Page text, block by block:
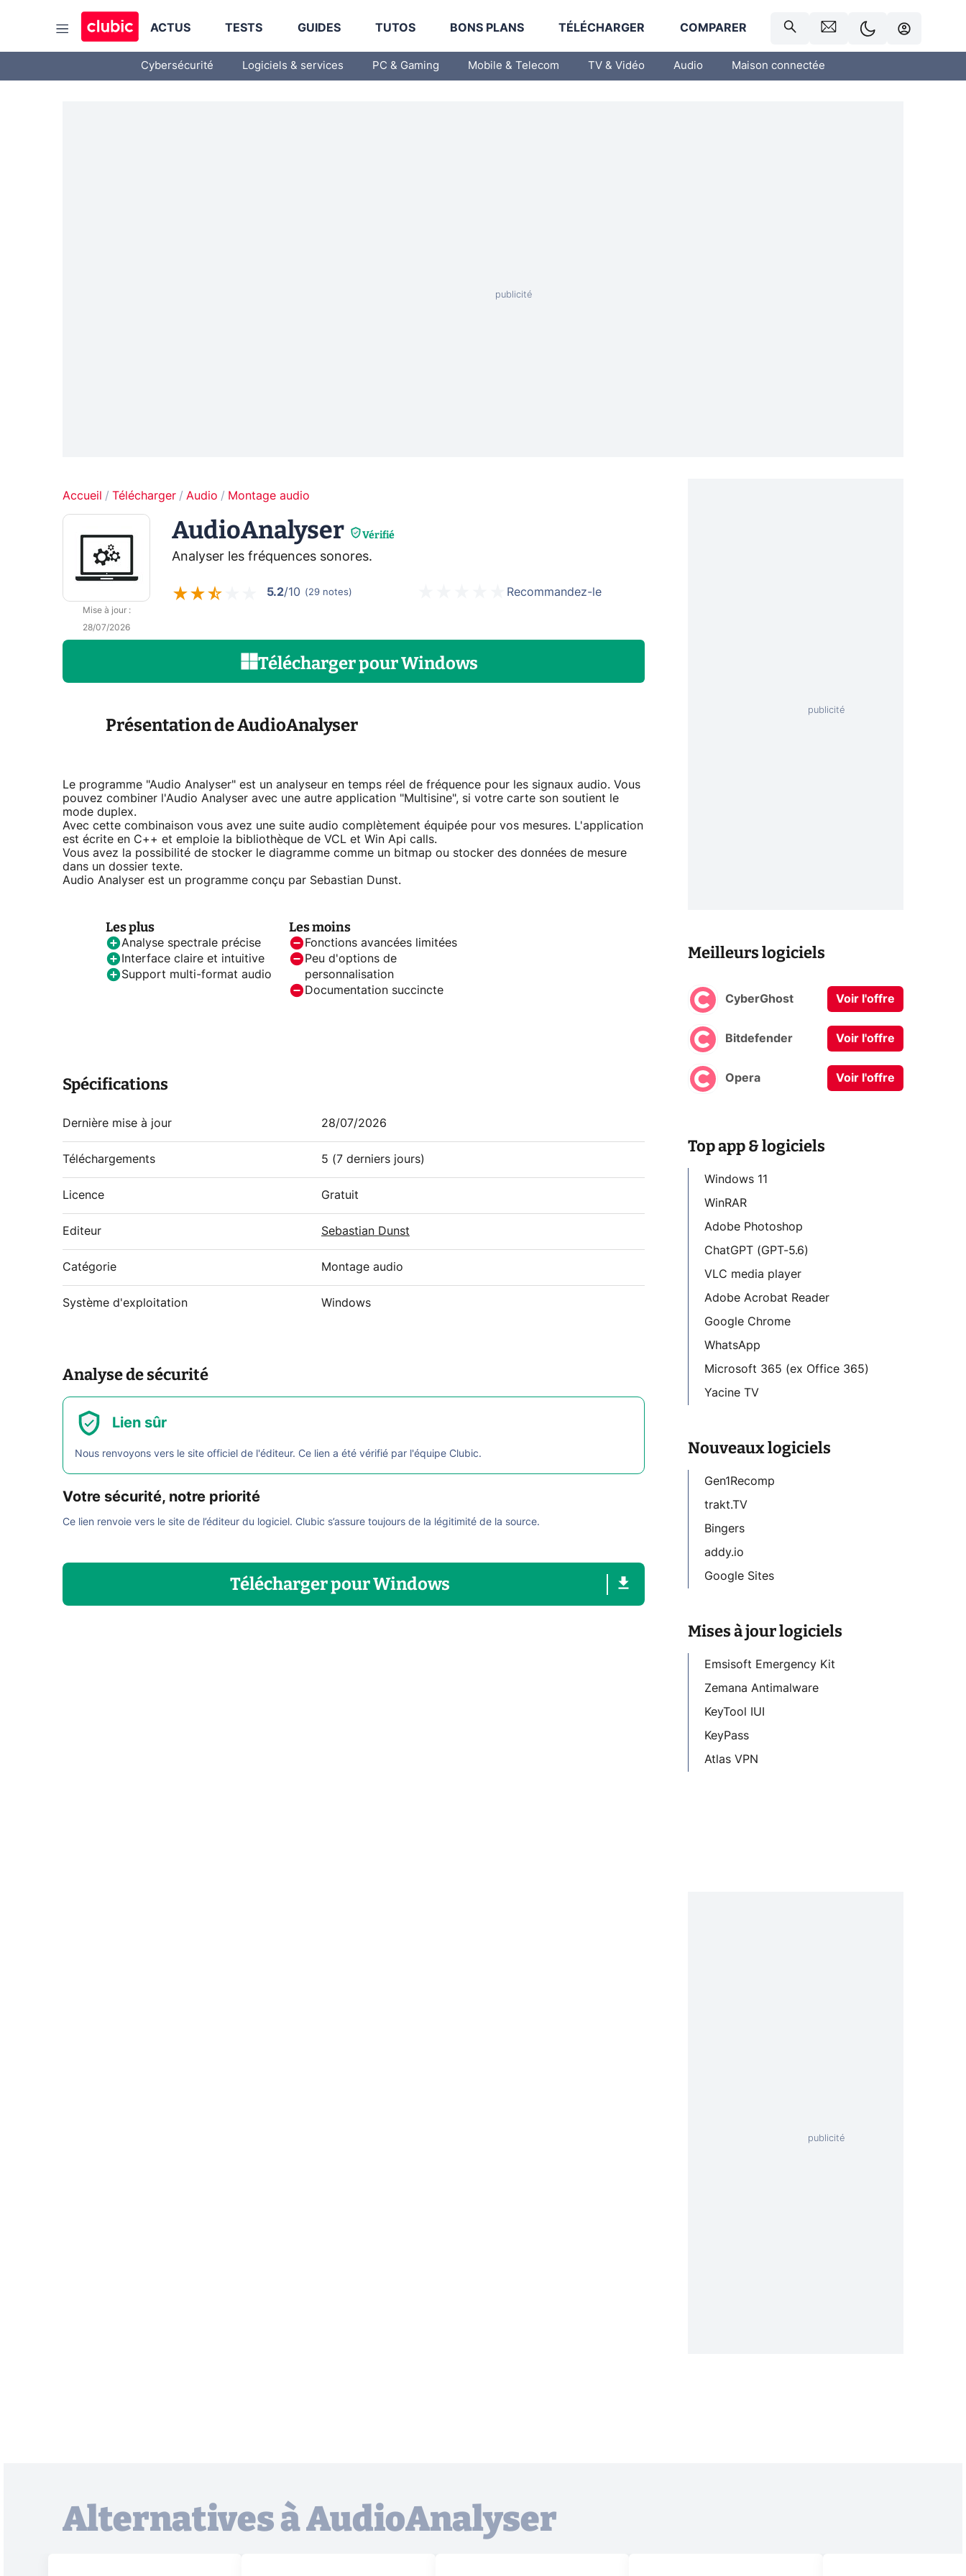
ACTUS TESTS GUIDES TUTOS BONS PLANS TÉLÉCHARGER COMPARER
Cybersécurité Logiciels & services PC & Gaming Mobile & Telecom TV & Vidéo Audio Maison connectée
Accueil Télécharger Audio Montage audio
Mise à jour:
28/07/2026
AudioAnalyser Vérifié
Analyser les fréquences sonores.
5.2/10 (29 notes) Recommandez-le
TéléchargerpourWindows
Présentation de AudioAnalyser
Le programme "Audio Analyser" est un analyseur en temps réel de fréquence pour les signaux audio. Vous
pouvez combiner l'Audio Analyser avec une autre application "Multisine", si votre carte son soutient le
mode duplex.
Avec cette combinaison vous avez une suite audio complètement équipée pour vos mesures. L'application
est écrite en C++ et emploie la bibliothèque de VCL et Win Api calls.
Vous avez la possibilité de stocker le diagramme comme un bitmap ou stocker des données de mesure
dans un dossier texte.
Audio Analyser est un programme conçu par Sebastian Dunst.
Les plus
Analyse spectrale précise
Interface claire et intuitive
Support multi-format audio
Les moins
Fonctions avancées limitées
Peu d'options de
personnalisation
Documentation succincte
Spécifications
Dernière mise à jour 28/07/2026
Téléchargements 5 (7 derniers jours)
Licence Gratuit
Editeur Sebastian Dunst
Catégorie Montage audio
Système d'exploitation Windows
Analyse de sécurité
Lien sûr
Nous renvoyons vers le site officiel de l'éditeur. Ce lien a été vérifié par l'équipe Clubic.
Votre sécurité, notre priorité
Ce lien renvoie vers le site de l’éditeur du logiciel. Clubic s’assure toujours de la légitimité de la source.
TéléchargerpourWindows
Meilleurs logiciels
CyberGhost Voir l'offre
Bitdefender Voir l'offre
Opera Voir l'offre
Top app & logiciels
Windows 11
WinRAR
Adobe Photoshop
ChatGPT (GPT-5.6)
VLC media player
Adobe Acrobat Reader
Google Chrome
WhatsApp
Microsoft 365 (ex Office 365)
Yacine TV
Nouveaux logiciels
Gen1Recomp
trakt.TV
Bingers
addy.io
Google Sites
Mises à jour logiciels
Emsisoft Emergency Kit
Zemana Antimalware
KeyTool IUI
KeyPass
Atlas VPN
Alternatives à AudioAnalyser